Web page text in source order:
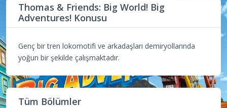
Thomas & Friends: Big World! Big
Adventures! Konusu
Genç bir tren lokomotifi ve arkadaşları demiryollarında
yoğun bir şekilde çalışmaktadır.
Tüm Bölümler